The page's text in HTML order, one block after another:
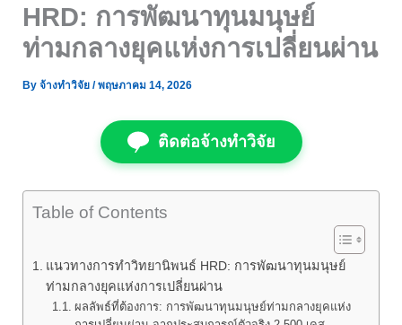
HRD: การพัฒนาทุนมนุษย์
ท่ามกลางยุคแห่งการเปลี่ยนผ่าน
By จ้างทำวิจัย /พฤษภาคม 14, 2026
ติดต่อจ้างทำวิจัย
Table of Contents
แนวทางการทำวิทยานิพนธ์ HRD: การพัฒนาทุนมนุษย์
ท่ามกลางยุคแห่งการเปลี่ยนผ่าน
ผลลัพธ์ที่ต้องการ: การพัฒนาทุนมนุษย์ท่ามกลางยุคแห่ง